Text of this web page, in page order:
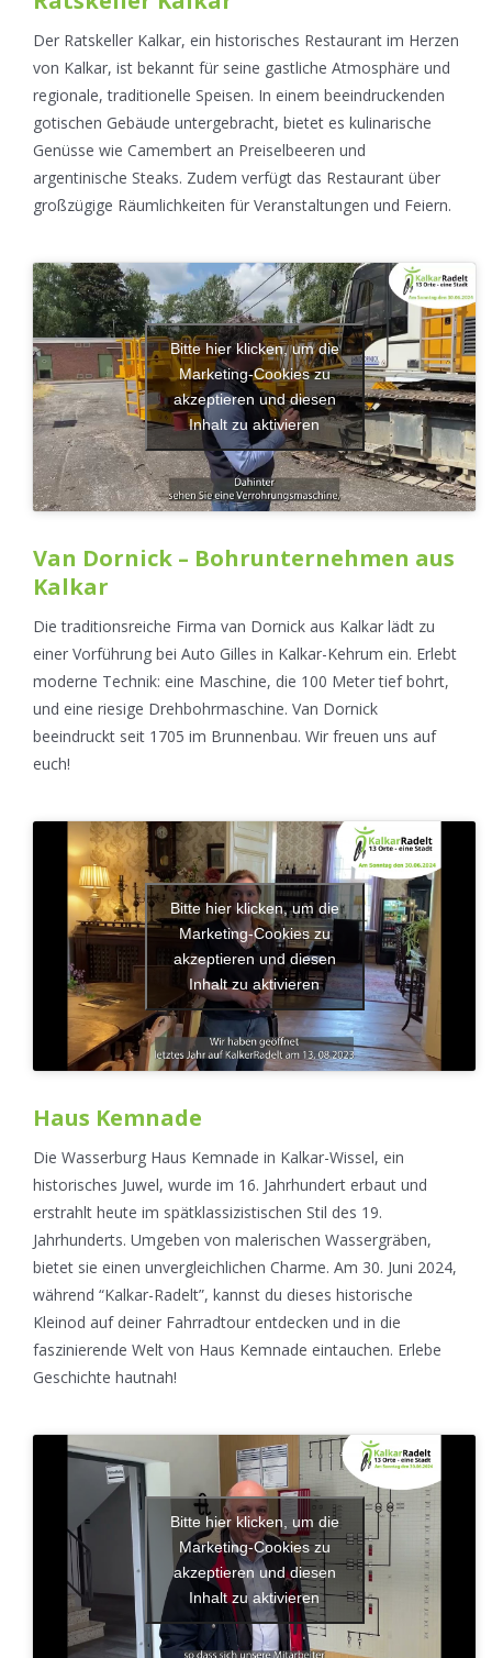
Der Ratskeller Kalkar, ein historisches Restaurant im Herzen
von Kalkar, ist bekannt für seine gastliche Atmosphäre und
regionale, traditionelle Speisen. In einem beeindruckenden
gotischen Gebäude untergebracht, bietet es kulinarische
Genüsse wie Camembert an Preiselbeeren und
argentinische Steaks. Zudem verfügt das Restaurant über
großzügige Räumlichkeiten für Veranstaltungen und Feiern.
Bitte hier klicken, um die
Marketing-Cookies zu
akzeptieren und diesen
Inhalt zu aktivieren
Van Dornick – Bohrunternehmen aus
Kalkar
Die traditionsreiche Firma van Dornick aus Kalkar lädt zu
einer Vorführung bei Auto Gilles in Kalkar-Kehrum ein. Erlebt
moderne Technik: eine Maschine, die 100 Meter tief bohrt,
und eine riesige Drehbohrmaschine. Van Dornick
beeindruckt seit 1705 im Brunnenbau. Wir freuen uns auf
euch!
Bitte hier klicken, um die
Marketing-Cookies zu
akzeptieren und diesen
Inhalt zu aktivieren
Haus Kemnade
Die Wasserburg Haus Kemnade in Kalkar-Wissel, ein
historisches Juwel, wurde im 16. Jahrhundert erbaut und
erstrahlt heute im spätklassizistischen Stil des 19.
Jahrhunderts. Umgeben von malerischen Wassergräben,
bietet sie einen unvergleichlichen Charme. Am 30. Juni 2024,
während “Kalkar-Radelt”, kannst du dieses historische
Kleinod auf deiner Fahrradtour entdecken und in die
faszinierende Welt von Haus Kemnade eintauchen. Erlebe
Geschichte hautnah!
Bitte hier klicken, um die
Marketing-Cookies zu
akzeptieren und diesen
Inhalt zu aktivieren